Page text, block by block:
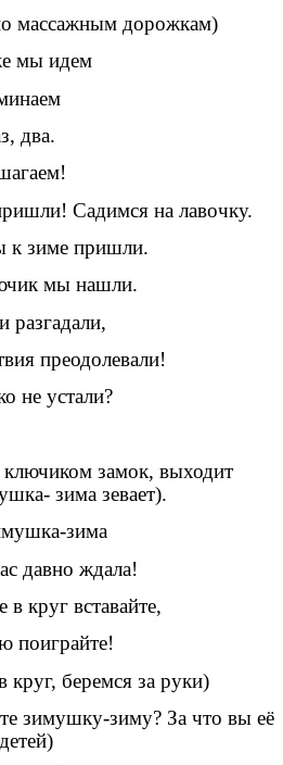
массажным дорожкам)
мы идем
два.
Садимся на лавочку.
зиме пришли.
мы нашли.
преодолевали!
устали?
замок, выходит
зима зевает).
зима
ждала!
вставайте,
круг, беремся за руки)
зимушку-зиму? За что вы её